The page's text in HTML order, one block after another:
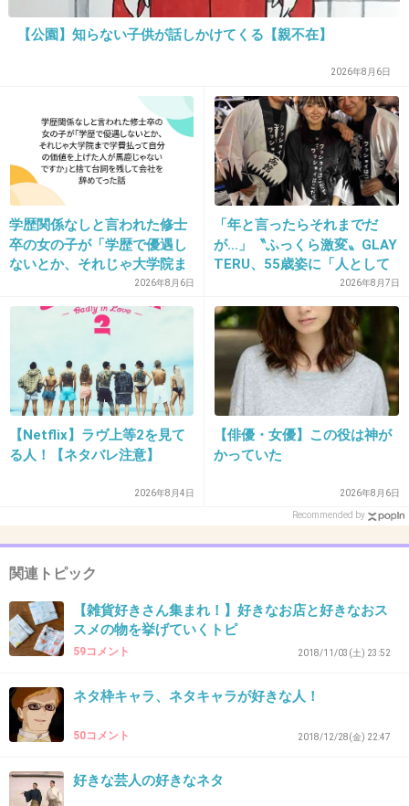
ミルクボーイ
36. 匿名2022/12/07(水) 16:03:49
笑い飯やったら、マリリンモンローかな。
ホンマ、アホすぎて大爆笑したわ。
+15 -1
2022/12/07(水) 16:03:51
スリムクラブの「…宗教です」ってやつ
って書き込もうと思ったけどあれはM-1じゃな
【公園】知らない子供が話しかけてくる【親不在】
2026年8月6日
学歴関係なしと言われた修士
卒の女の子が「学歴で優遇し
ないとか、それじゃ大学院ま
で学費払って自分の価値を上
げた人が馬鹿じゃないです
か」と捨て台詞を残し会社を
2026年8月6日
「年と言ったらそれまでだ
が…」〝ふっくら激変〟GLAY
TERU、55歳姿に「人として
好きすぎる」「TERUさんに
は見えない」「分からなかっ
た」
2026年8月7日
【Netflix】ラヴ上等2を見て
る人！【ネタバレ注意】
2026年8月4日
【俳優・女優】この役は神が
かっていた
2026年8月6日
Recommended by
関連トピック
【雑貨好きさん集まれ！】好きなお店と好きなおス
スメの物を挙げていくトピ
59コメント 2018/11/03(土) 23:52
ネタ枠キャラ、ネタキャラが好きな人！
50コメント 2018/12/28(金) 22:47
好きな芸人の好きなネタ